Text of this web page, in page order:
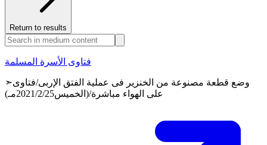
Return to results
فتاوى الأسرة المسلمة
➣وضع قطعة مصنوعة من الخنزير فى عملية الفتق الإربى/فتاوى
على الهواء مباشرة/(الخميس2021/2/25مـ)